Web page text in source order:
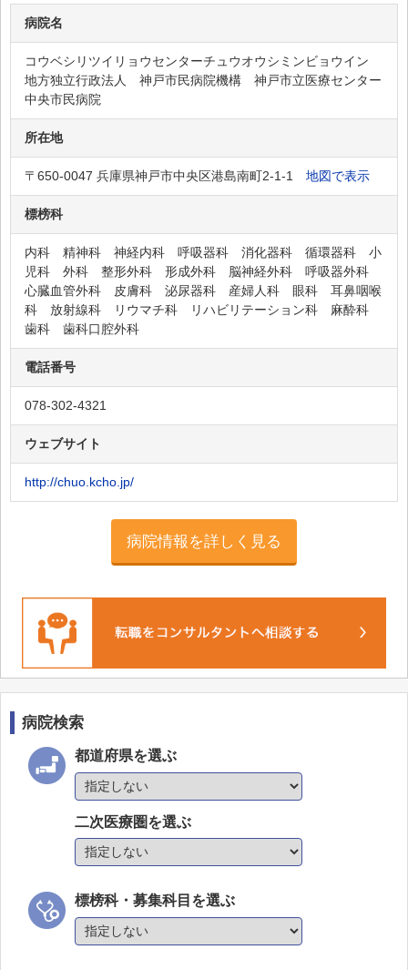
N 神戸徳洲会病院
住吉川病院
田所病院
小原病院
井上病院
湊川病院
適寿リハビリテーション病院
丸山病院
須磨裕厚病院
有馬温泉病院
ありまこうげんホスピタル
春日病院
兵庫県立ひょうごこころの医療センター
神戸リハビリテーション病院
松田病院
有泉病院
神戸博愛病院
新生病院
関西青少年サナトリューム
神出病院
協和病院
久野病院
伊川谷北病院
神戸白鷺病院
病院名
コウベシリツイリョウセンターチュウオウシミンビョウイン
地方独立行政法人 神戸市民病院機構 神戸市立医療センター
中央市民病院
所在地
〒650-0047 兵庫県神戸市中央区港島南町2-1-1 地図で表示
標榜科
内科 精神科 神経内科 呼吸器科 消化器科 循環器科 小
児科 外科 整形外科 形成外科 脳神経外科 呼吸器外科
心臓血管外科 皮膚科 泌尿器科 産婦人科 眼科 耳鼻咽喉
科 放射線科 リウマチ科 リハビリテーション科 麻酔科
歯科 歯科口腔外科
電話番号
078-302-4321
ウェブサイト
http://chuo.kcho.jp/
病院情報を詳しく見る
病院検索
都道府県を選ぶ
二次医療圏を選ぶ
標榜科・募集科目を選ぶ